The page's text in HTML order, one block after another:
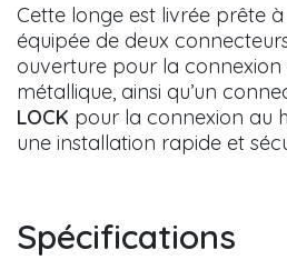
Cette longe est livrée prête à
équipée de deux
ouverture pour la
métallique, ainsi qu’un
LOCK pour la connexion au
une installation rapide et
Spécifications